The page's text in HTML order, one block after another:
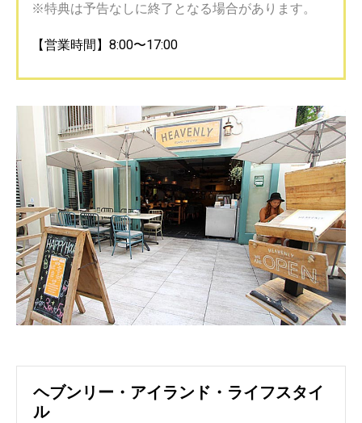
※特典は予告なしに終了となる場合があります。
【営業時間】8:00〜17:00
ヘブンリー・アイランド・ライフスタイ
ル